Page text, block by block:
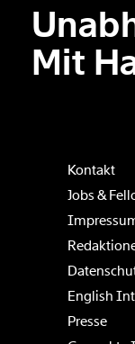
Der Inhalt
Mit
Kontakt
Jobs &
English
Presse